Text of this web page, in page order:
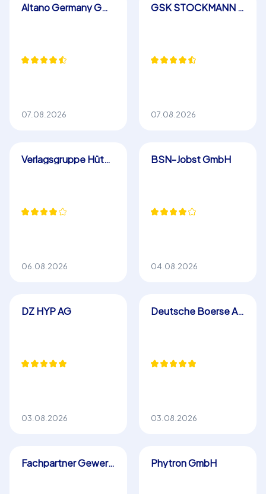
Altano Germany GmbH
07.08.2026
GSK STOCKMANN Rechtsanwälte Steuerberater PG mbB
07.08.2026
Verlagsgruppe Hüthig Jehle Rehm GmbH
06.08.2026
BSN-Jobst GmbH
04.08.2026
DZ HYP AG
03.08.2026
Deutsche Boerse AG
03.08.2026
Fachpartner Gewerbe-Immobilien GmbH Phytron GmbH